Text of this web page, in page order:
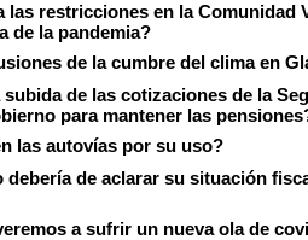
las restricciones en la Comunidad
de la pandemia?
de la cumbre del clima en
de las cotizaciones de la
para mantener las
las autovías por su uso?
debería de aclarar su situación
a sufrir un nueva ola de